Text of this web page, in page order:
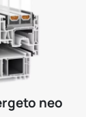
neo